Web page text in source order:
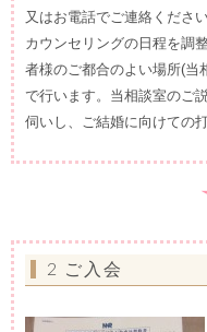
又はお電話でご連絡くださ
カウンセリングの日程を調
者様のご都合のよい場所(当
で行います。当相談室のご
伺いし、ご結婚に向けての
2 ご入会